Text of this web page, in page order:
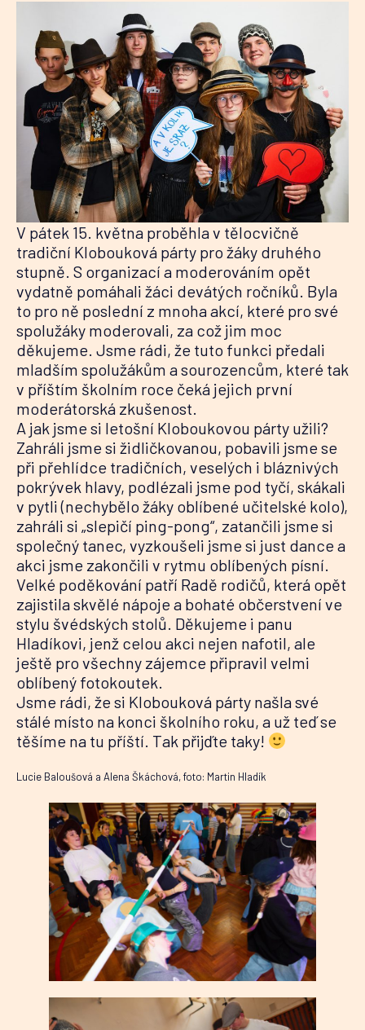
V pátek 15. května proběhla v tělocvičně
tradiční Klobouková párty pro žáky druhého
stupně. S organizací a moderováním opět
vydatně pomáhali žáci devátých ročníků. Byla
to pro ně poslední z mnoha akcí, které pro své
spolužáky moderovali, za což jim moc
děkujeme. Jsme rádi, že tuto funkci předali
mladším spolužákům a sourozencům, které tak
v příštím školním roce čeká jejich první
moderátorská zkušenost.
A jak jsme si letošní Kloboukovou párty užili?
Zahráli jsme si židličkovanou, pobavili jsme se
při přehlídce tradičních, veselých i bláznivých
pokrývek hlavy, podlézali jsme pod tyčí, skákali
v pytli (nechybělo žáky oblíbené učitelské kolo),
zahráli si „slepičí ping-pong“, zatančili jsme si
společný tanec, vyzkoušeli jsme si just dance a
akci jsme zakončili v rytmu oblíbených písní.
Velké poděkování patří Radě rodičů, která opět
zajistila skvělé nápoje a bohaté občerstvení ve
stylu švédských stolů. Děkujeme i panu
Hladíkovi, jenž celou akci nejen nafotil, ale
ještě pro všechny zájemce připravil velmi
oblíbený fotokoutek.
Jsme rádi, že si Klobouková párty našla své
stálé místo na konci školního roku, a už teď se
těšíme na tu příští. Tak přijďte taky!
Lucie Baloušová a Alena Škáchová, foto: Martin Hladík